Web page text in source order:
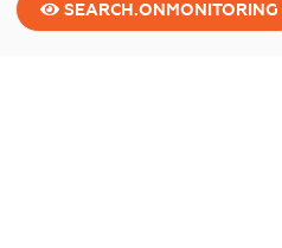
SEARCH.ONMONITORING